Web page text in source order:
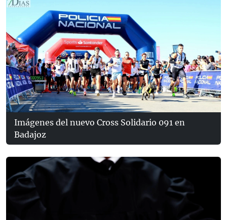
Imágenes del nuevo Cross Solidario 091 en
Badajoz